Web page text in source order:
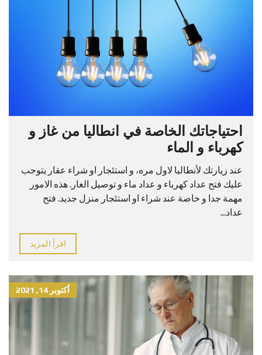
احتياجاتك الخاصة في انطاليا من غاز و
كهرباء و الماء
عند زيارتك لأنطاليا لاول مره، و استئجار او شراء عقار يتوجب
عليك فتح عداد كهرباء و عداد ماء و توصيل الغار. هذه الامور
مهمة جدا و خاصة عند شراء او استئجار منزل جديد. فتح
عداد...
اقرأ المزيد
أكتوبر 14, 2021